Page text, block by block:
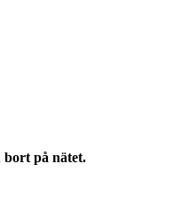
bort på nätet.